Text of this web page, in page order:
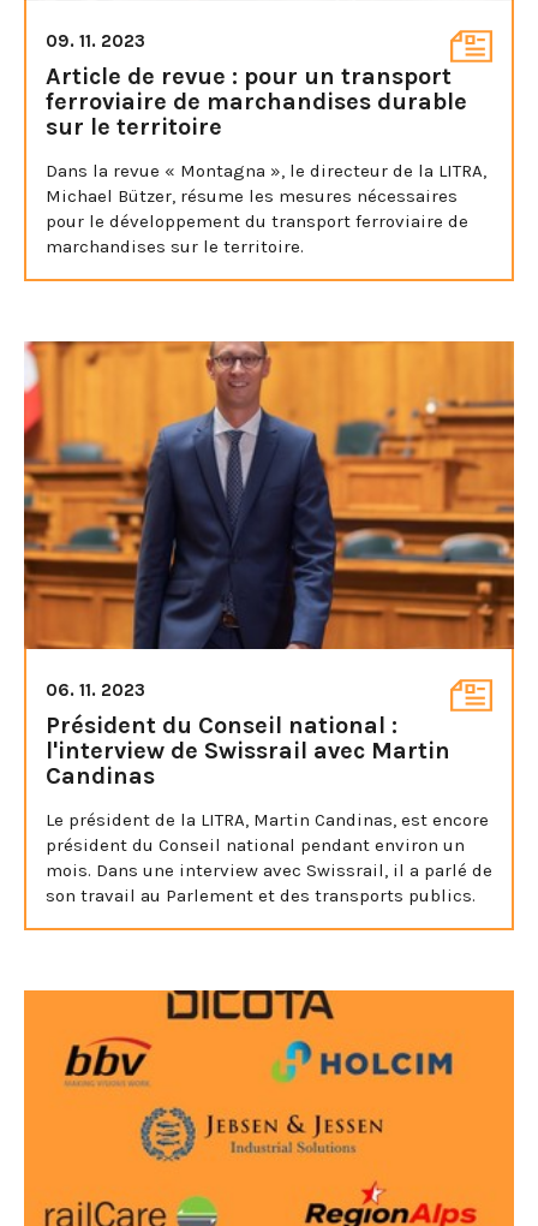
09. 11. 2023
Article de revue : pour un transport
ferroviaire de marchandises durable
sur le territoire
Dans la revue « Montagna », le directeur de la LITRA,
Michael Bützer, résume les mesures nécessaires
pour le développement du transport ferroviaire de
marchandises sur le territoire.
06. 11. 2023
Président du Conseil national :
l'interview de Swissrail avec Martin
Candinas
Le président de la LITRA, Martin Candinas, est encore
président du Conseil national pendant environ un
mois. Dans une interview avec Swissrail, il a parlé de
son travail au Parlement et des transports publics.